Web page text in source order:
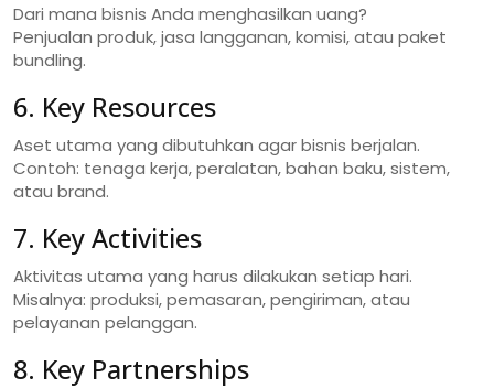
Dari mana bisnis Anda menghasilkan uang?
Penjualan produk, jasa langganan, komisi, atau paket
bundling.
6. Key Resources
Aset utama yang dibutuhkan agar bisnis berjalan.
Contoh: tenaga kerja, peralatan, bahan baku, sistem,
atau brand.
7. Key Activities
Aktivitas utama yang harus dilakukan setiap hari.
Misalnya: produksi, pemasaran, pengiriman, atau
pelayanan pelanggan.
8. Key Partnerships